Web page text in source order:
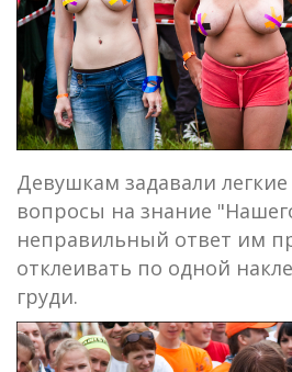
Девушкам задавали
вопросы на знание
неправильный ответ им
отклеивать по одной
груди.